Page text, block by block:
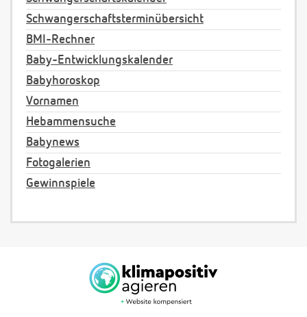
Schwangerschaftsterminübersicht
BMI-Rechner
Baby-Entwicklungskalender
Babyhoroskop
Vornamen
Hebammensuche
Babynews
Fotogalerien
Gewinnspiele